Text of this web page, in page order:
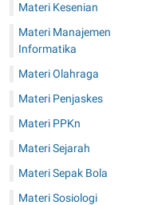
Materi Kesenian
Materi Manajemen
Informatika
Materi Olahraga
Materi Penjaskes
Materi PPKn
Materi Sejarah
Materi Sepak Bola
Materi Sosiologi